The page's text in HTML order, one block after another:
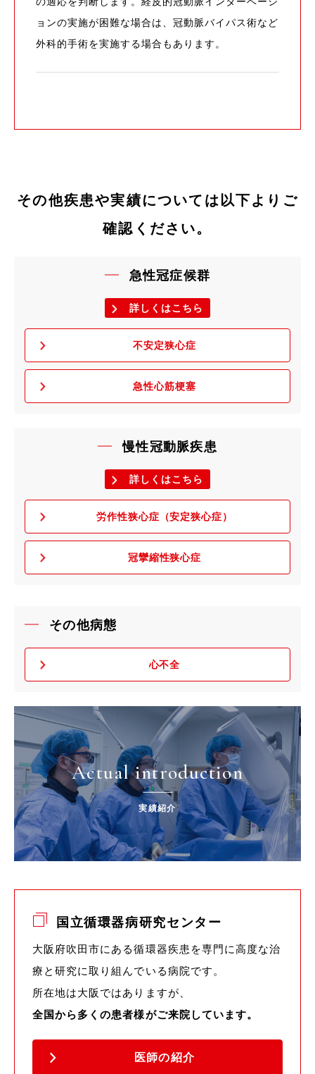
ョンの実施が困難な場合は、冠動脈バイパス術など
外科的手術を実施する場合もあります。
その他疾患や実績については以下よりご
確認ください。
急性冠症候群
詳しくはこちら
不安定狭心症
急性心筋梗塞
慢性冠動脈疾患
詳しくはこちら
労作性狭心症（安定狭心症）
冠攣縮性狭心症
その他病態
心不全
Actual introduction
実績紹介
国立循環器病研究センター
大阪府吹田市にある循環器疾患を専門に高度な治
療と研究に取り組んでいる病院です。
所在地は大阪ではありますが、
全国から多くの患者様がご来院しています。
医師の紹介